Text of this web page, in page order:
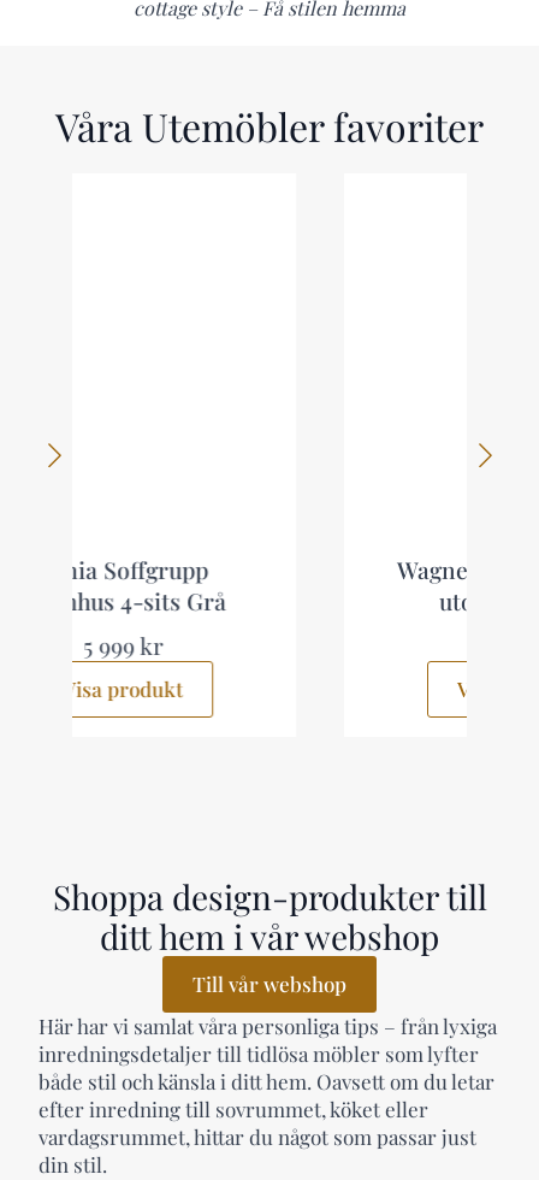
cottage style – Få stilen hemma
Våra Utemöbler favoriter
Wagnera Loungegrupp
utomhus Beige
Shoppa design-produkter till
ditt hem i vår webshop
Till vår webshop
Här har vi samlat våra personliga tips – från lyxiga
inredningsdetaljer till tidlösa möbler som lyfter
både stil och känsla i ditt hem. Oavsett om du letar
efter inredning till sovrummet, köket eller
vardagsrummet, hittar du något som passar just
din stil.